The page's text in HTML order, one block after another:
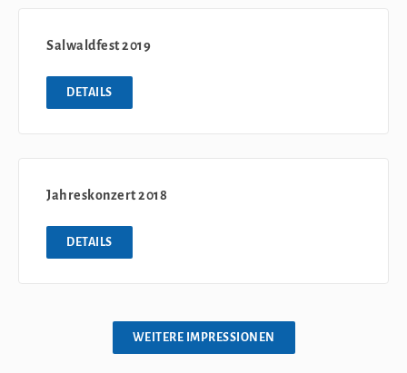
Salwaldfest 2019
DETAILS
Jahreskonzert 2018
DETAILS
WEITERE IMPRESSIONEN